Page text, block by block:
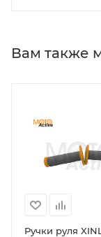
Вам также
Ручки руля